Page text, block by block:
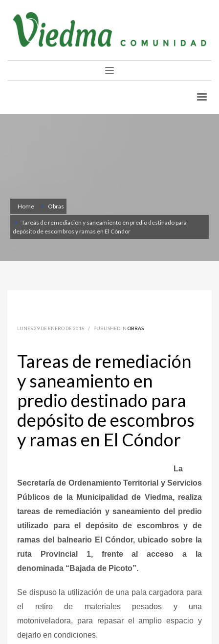
Home Obras
Tareas de remediación y saneamiento en predio destinado para
depósito de escombros y ramas en El Cóndor
LUNES 29 DE ENERO DE 2018 / PUBLISHED IN OBRAS
Tareas de remediación
y saneamiento en
predio destinado para
depósito de escombros
y ramas en El Cóndor
La
Secretaría de Ordenamiento Territorial y Servicios
Públicos de la Municipalidad de Viedma, realiza
tareas de remediación y saneamiento del predio
utilizado para el depósito de escombros y de
ramas del balneario El Cóndor, ubicado sobre la
ruta Provincial 1, frente al acceso a la
denominada “Bajada de Picoto”.
Se dispuso la utilización de una pala cargadora para
el retiro de materiales pesados y una
motoniveladora, para repasar el amplio espacio y
dejarlo en condiciones.